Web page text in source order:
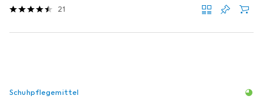
21
Schuhpflegemittel